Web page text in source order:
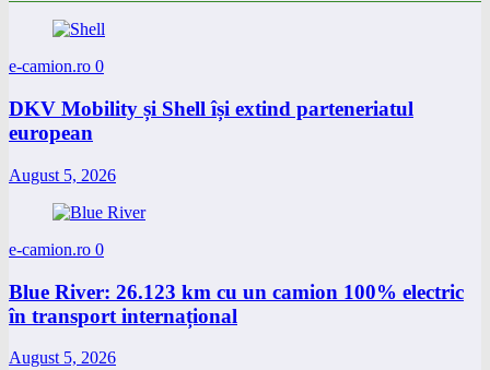
e-camion.ro 0
DKV Mobility și Shell își extind parteneriatul
european
August 5, 2026
e-camion.ro 0
Blue River: 26.123 km cu un camion 100% electric
în transport internațional
August 5, 2026